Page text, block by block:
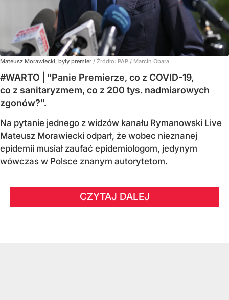
Mateusz Morawiecki, były premier / Źródło: PAP / Marcin Obara
#WARTO | "Panie Premierze, co z COVID-19,
co z sanitaryzmem, co z 200 tys. nadmiarowych
zgonów?".
Na pytanie jednego z widzów kanału Rymanowski Live
Mateusz Morawiecki odparł, że wobec nieznanej
epidemii musiał zaufać epidemiologom, jedynym
wówczas w Polsce znanym autorytetom.
CZYTAJ DALEJ